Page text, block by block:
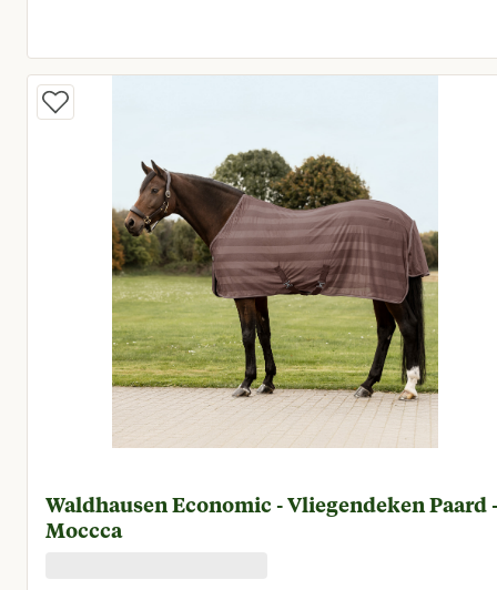
Huidige prijs € 64,95
Waldhausen Economic - Vliegendeken Paard -
Moccca